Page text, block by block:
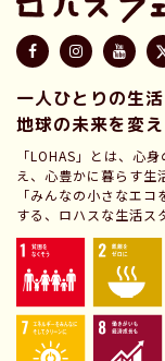
一人ひとりの生
地球の未来を変
「LOHAS」とは、心
え、心豊かに暮らす生
「みんなの小さなエ
する、ロハスな生活ス